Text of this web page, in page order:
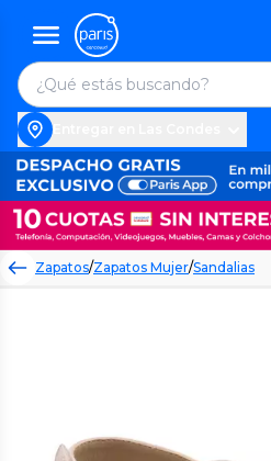
Zapatos/Zapatos Mujer/Sandalias